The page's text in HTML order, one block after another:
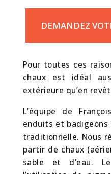
DEMANDEZ
Pour toutes ces
chaux est idéal
extérieure qu’en
L’équipe de
enduits et badigeons
traditionnelle. Nous
partir de chaux
sable et d’eau.